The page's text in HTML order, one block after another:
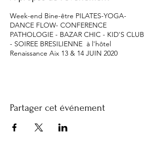
Week-end Bine-être PILATES-YOGA-
DANCE FLOW- CONFERENCE
PATHOLOGIE - BAZAR CHIC - KID'S CLUB
- SOIREE BRESILIENNE à l'hôtel
Renaissance Aix 13 & 14 JUIN 2020
Partager cet événement